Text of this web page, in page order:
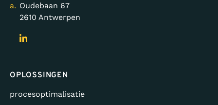
a. Oudebaan 67
2610 Antwerpen
OPLOSSINGEN
procesoptimalisatie